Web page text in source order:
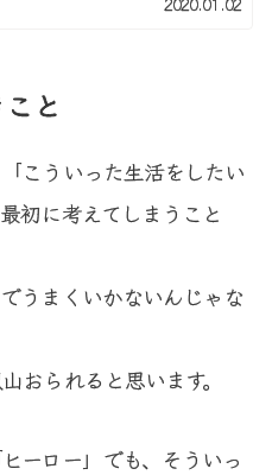
と
こういった生活をしたい
初に考えてしまうこと
うまくいかないんじゃな
おられると思います。
ーロー」でも、そういっ